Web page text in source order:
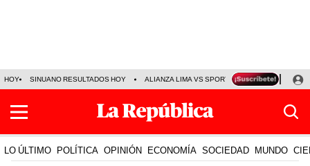
HOY SINUANO RESULTADOS HOY ALIANZA LIMA VS SPORT BOYS JORGE
LO ÚLTIMO POLÍTICA OPINIÓN ECONOMÍA SOCIEDAD MUNDO